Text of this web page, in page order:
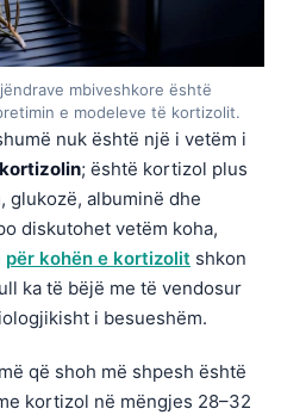
mbiveshkore është
e modeleve të kortizolit.
nuk është një i vetëm i
; është kortizol plus
glukozë, albuminë dhe
diskutohet vetëm koha,
për kohën e kortizolit shkon
ka të bëjë me të vendosur
i besueshëm.
që shoh më shpesh është
kortizol në mëngjes 28–32